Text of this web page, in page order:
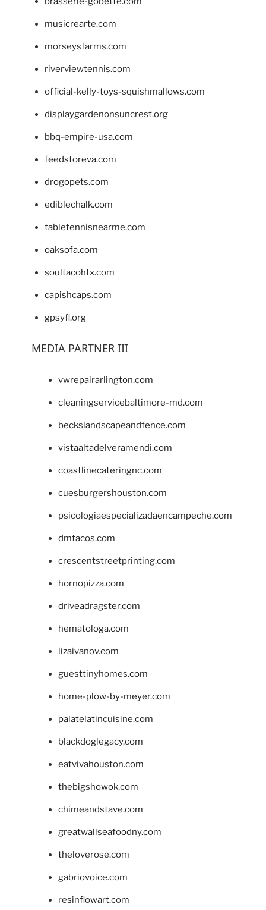
musicrearte.com
morseysfarms.com
riverviewtennis.com
official-kelly-toys-squishmallows.com
displaygardenonsuncrest.org
bbq-empire-usa.com
feedstoreva.com
drogopets.com
ediblechalk.com
tabletennisnearme.com
oaksofa.com
soultacohtx.com
capishcaps.com
gpsyfl.org
MEDIA PARTNER III
vwrepairarlington.com
cleaningservicebaltimore-md.com
beckslandscapeandfence.com
vistaaltadelveramendi.com
coastlinecateringnc.com
cuesburgershouston.com
psicologiaespecializadaencampeche.com
dmtacos.com
crescentstreetprinting.com
hornopizza.com
driveadragster.com
hematologa.com
lizaivanov.com
guesttinyhomes.com
home-plow-by-meyer.com
palatelatincuisine.com
blackdoglegacy.com
eatvivahouston.com
thebigshowok.com
chimeandstave.com
greatwallseafoodny.com
theloverose.com
gabriovoice.com
resinflowart.com